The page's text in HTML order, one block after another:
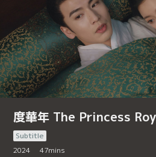
度華年 The Princess
Subtitle
2024
47mins